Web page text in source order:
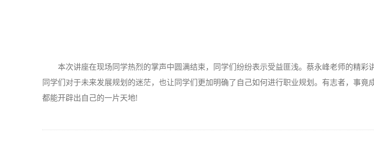
本次讲座在现场同学热烈的掌声中圆满结束，同学们纷纷表示受益匪浅。蔡永峰老师的精彩
同学们对于未来发展规划的迷茫，也让同学们更加明确了自己如何进行职业规划。有志者，事竟
都能开辟出自己的一片天地!